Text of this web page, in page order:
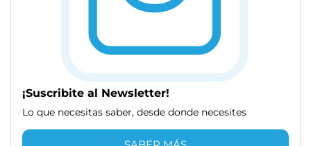
¡Suscribite al Newsletter!
Lo que necesitas saber, desde donde necesites